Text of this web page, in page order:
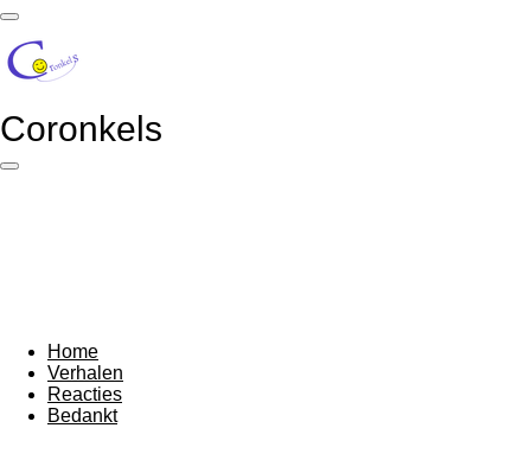
Ga
direct
naar
de
Coronkels
Home
Verhalen
Reacties
Bedankt